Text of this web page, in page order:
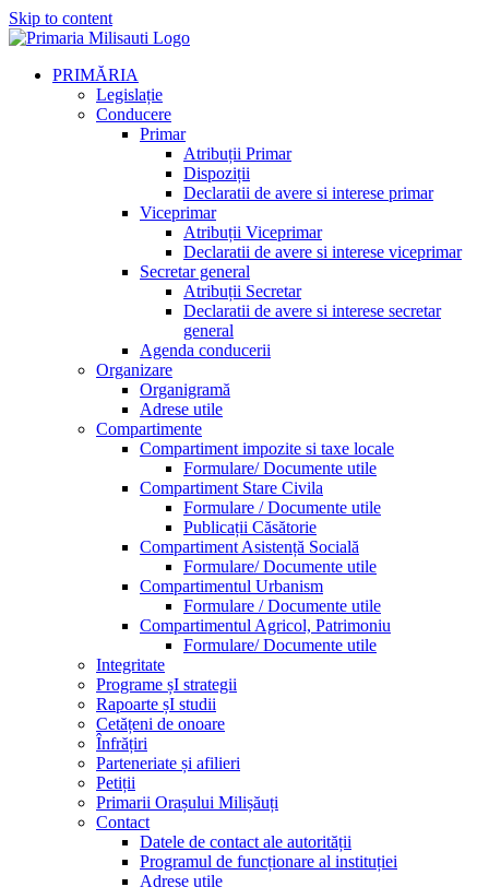
Skip to content
PRIMĂRIA
Legislație
Conducere
Primar
Atribuții Primar
Dispoziții
Declaratii de avere si interese primar
Viceprimar
Atribuții Viceprimar
Declaratii de avere si interese viceprimar
Secretar general
Atribuții Secretar
Declaratii de avere si interese secretar
general
Agenda conducerii
Organizare
Organigramă
Adrese utile
Compartimente
Compartiment impozite si taxe locale
Formulare/ Documente utile
Compartiment Stare Civila
Formulare / Documente utile
Publicații Căsătorie
Compartiment Asistență Socială
Formulare/ Documente utile
Compartimentul Urbanism
Formulare / Documente utile
Compartimentul Agricol, Patrimoniu
Formulare/ Documente utile
Integritate
Programe șI strategii
Rapoarte șI studii
Cetățeni de onoare
Înfrățiri
Parteneriate și afilieri
Petiții
Primarii Orașului Milișăuți
Contact
Datele de contact ale autorității
Programul de funcționare al instituției
Adrese utile